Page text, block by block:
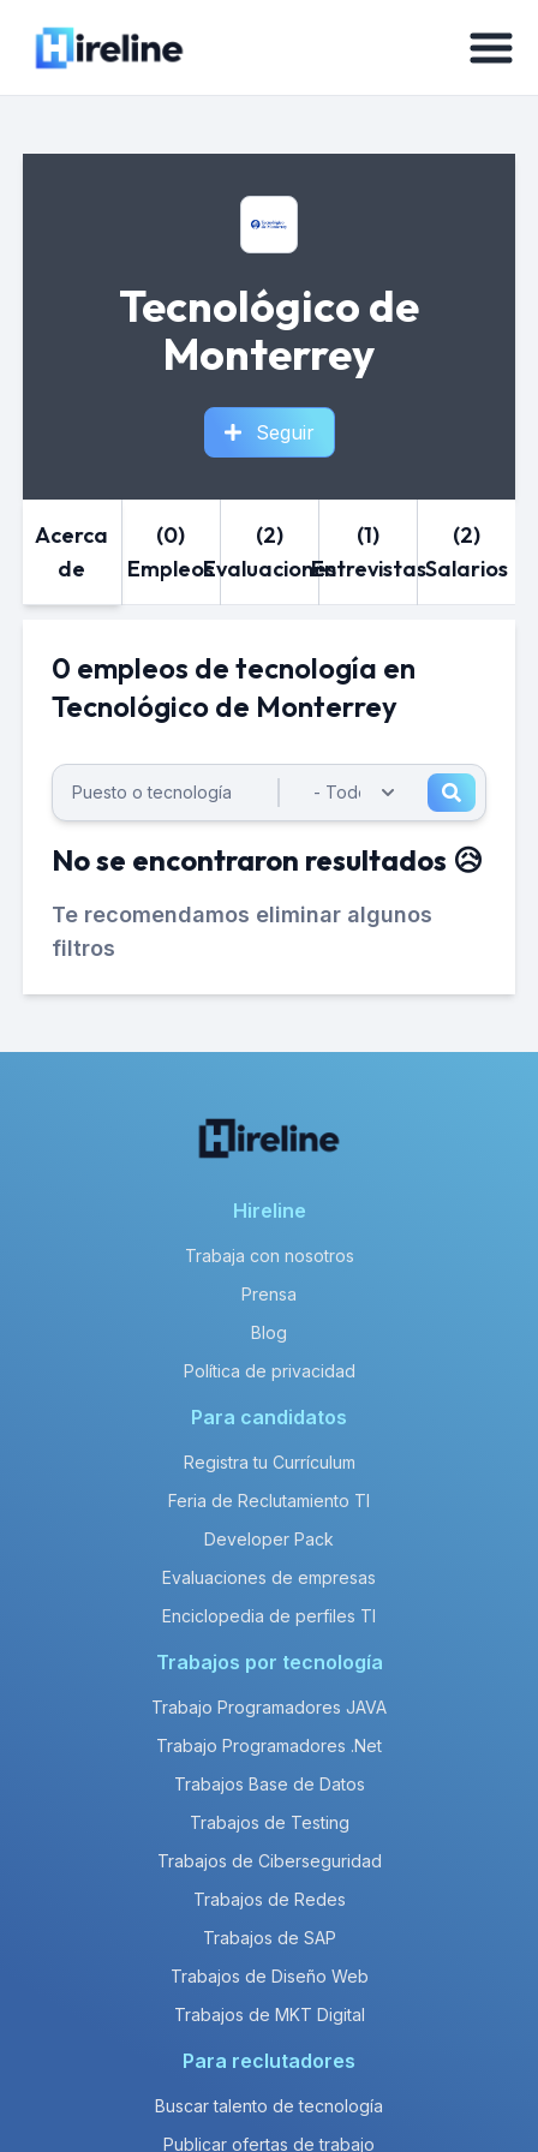
Tecnológico de
Monterrey
Seguir
Acerca
de
(0)
Empleos
(2)
Evaluaciones
(1)
Entrevistas
(2)
Salarios
0 empleos de tecnología en
Tecnológico de Monterrey
No se encontraron resultados 😥
Te recomendamos eliminar algunos
filtros
Hireline
Trabaja con nosotros
Prensa
Blog
Política de privacidad
Para candidatos
Registra tu Currículum
Feria de Reclutamiento TI
Developer Pack
Evaluaciones de empresas
Enciclopedia de perfiles TI
Trabajos por tecnología
Trabajo Programadores JAVA
Trabajo Programadores .Net
Trabajos Base de Datos
Trabajos de Testing
Trabajos de Ciberseguridad
Trabajos de Redes
Trabajos de SAP
Trabajos de Diseño Web
Trabajos de MKT Digital
Para reclutadores
Buscar talento de tecnología
Publicar ofertas de trabajo